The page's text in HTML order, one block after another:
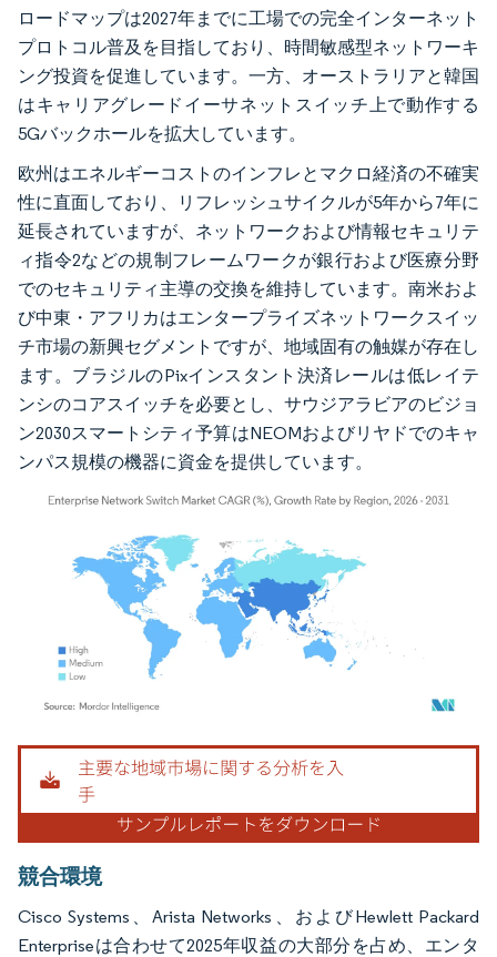
ロードマップは2027年までに工場での完全インターネット
プロトコル普及を目指しており、時間敏感型ネットワーキ
ング投資を促進しています。一方、オーストラリアと韓国
はキャリアグレードイーサネットスイッチ上で動作する
5Gバックホールを拡大しています。
欧州はエネルギーコストのインフレとマクロ経済の不確実
性に直面しており、リフレッシュサイクルが5年から7年に
延長されていますが、ネットワークおよび情報セキュリテ
ィ指令2などの規制フレームワークが銀行および医療分野
でのセキュリティ主導の交換を維持しています。南米およ
び中東・アフリカはエンタープライズネットワークスイッ
チ市場の新興セグメントですが、地域固有の触媒が存在し
ます。ブラジルのPixインスタント決済レールは低レイテ
ンシのコアスイッチを必要とし、サウジアラビアのビジョ
ン2030スマートシティ予算はNEOMおよびリヤドでのキャ
ンパス規模の機器に資金を提供しています。
画像 © Mordor Intelligence。再利用にはCC BY 4.0の表示が必要です。
競合環境
Cisco Systems、Arista Networks、およびHewlett Packard
Enterpriseは合わせて2025年収益の大部分を占め、エンタ